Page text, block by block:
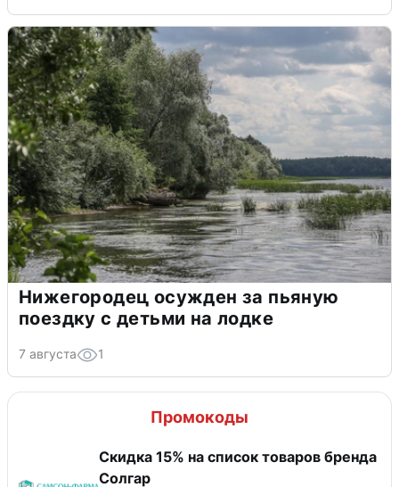
Нижегородец осужден за пьяную
поездку с детьми на лодке
7 августа 1
Промокоды
Скидка 15% на список товаров бренда
Солгар